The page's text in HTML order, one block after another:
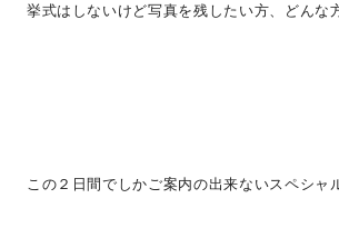
挙式はしないけど写真を残したい方、どんな
この２日間でしかご案内の出来ないスペシ